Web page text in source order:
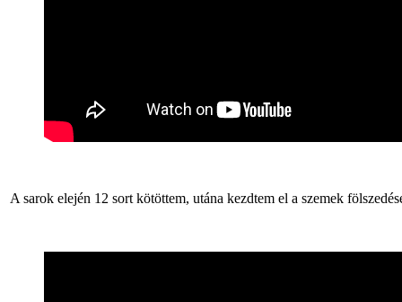
A sarok elején 12 sort kötöttem, utána kezdtem el a szemek